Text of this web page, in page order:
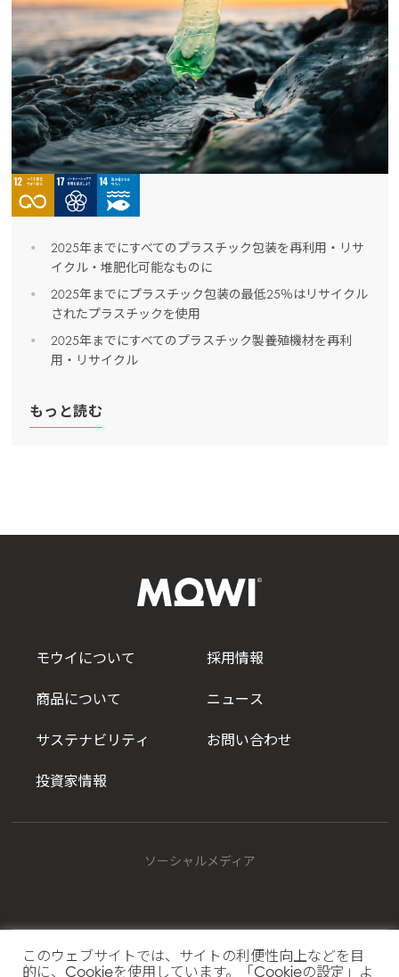
プラスチック
2025年までにすべてのプラスチック包装を再利用・リサ
イクル・堆肥化可能なものに
2025年までにプラスチック包装の最低25％はリサイクル
されたプラスチックを使用
2025年までにすべてのプラスチック製養殖機材を再利
用・リサイクル
もっと読む
モウイについて
商品について
サステナビリティ
投資家情報
採用情報
ニュース
お問い合わせ
ソーシャルメディア
Mowi Japan
このウェブサイトでは、サイトの利便性向上などを目
的に、Cookieを使用しています。「Cookieの設定」よ